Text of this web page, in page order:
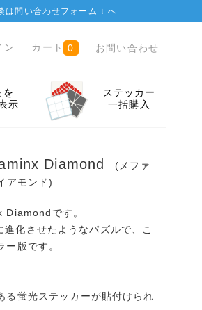
は問い合わせフォーム ↓へ
ン カート 0 お問い合わせ
を
示
ステッカー
一括購入
Diamond
(メファ
アモンド)
です。
進化させたようなパズルで、こ
版です。
る蛍光ステッカーが貼付けられ